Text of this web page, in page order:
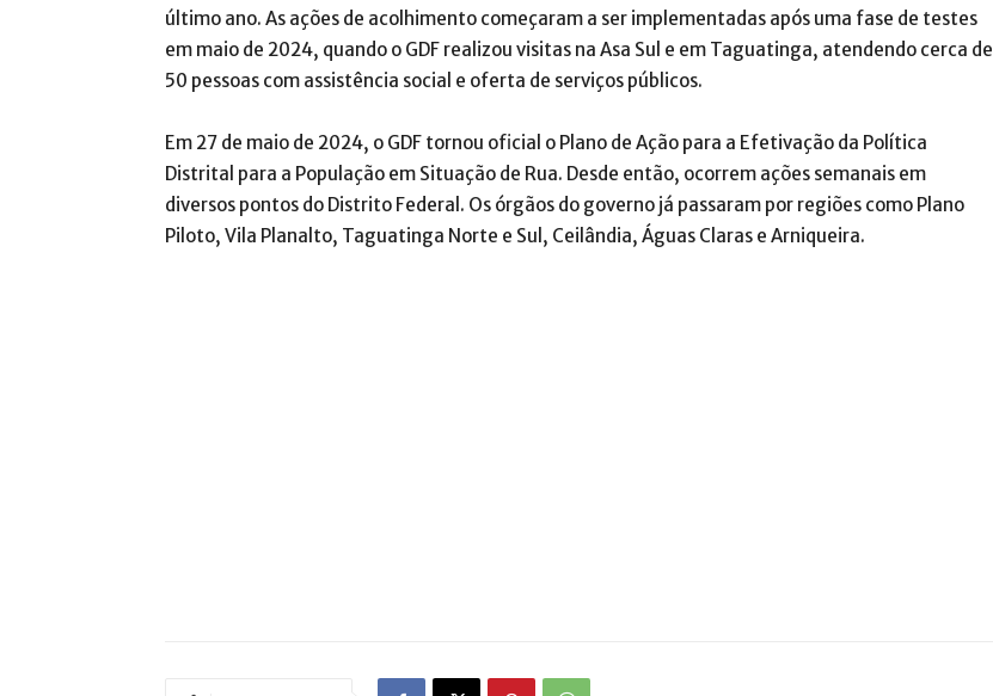
último ano. As ações de acolhimento começaram a ser implementadas após uma fase de testes
em maio de 2024, quando o GDF realizou visitas na Asa Sul e em Taguatinga, atendendo cerca de
50 pessoas com assistência social e oferta de serviços públicos.
Em 27 de maio de 2024, o GDF tornou oficial o Plano de Ação para a Efetivação da Política
Distrital para a População em Situação de Rua. Desde então, ocorrem ações semanais em
diversos pontos do Distrito Federal. Os órgãos do governo já passaram por regiões como Plano
Piloto, Vila Planalto, Taguatinga Norte e Sul, Ceilândia, Águas Claras e Arniqueira.